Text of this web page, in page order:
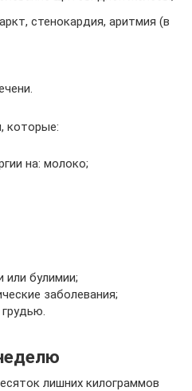
стенокардия, аритмия (в
которые:
на: молоко;
или булимии;
заболевания;
лишних килограммов